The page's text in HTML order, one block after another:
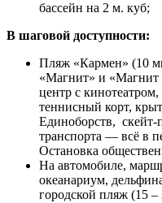
бассейн на 2 м. куб;
В шаговой доступности:
Пляж «Кармен» (10
«Магнит» и «Магнит
центр с
теннисный корт,
Единоборств, скейт-
транспорта — всё в
Остановка
На автомобиле,
океанариум,
городской пляж (15